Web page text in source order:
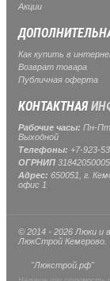
Акции
Как купить в
Возврат товара
Публичная оферта
КОНТАКТНАЯ
Рабочие часы: Пн-
Выходной
Телефоны: +7-923-
ОГРНИП
Адрес: 650051, г.
офис 1
© 2014 - 2026 Люки и
ЛюкСтрой Кемерово.
"Люкстрой.рф"